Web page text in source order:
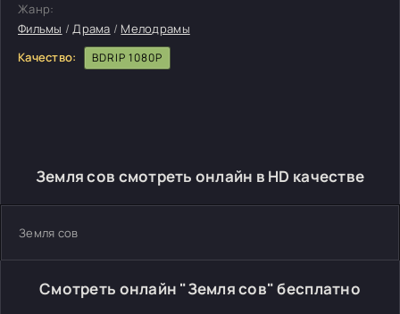
Жанр:
Фильмы /Драма / Мелодрамы
Качество:
BDRIP 1080P
Земля сов смотреть онлайн в HD качестве
Земля сов
Смотреть онлайн "Земля сов" бесплатно